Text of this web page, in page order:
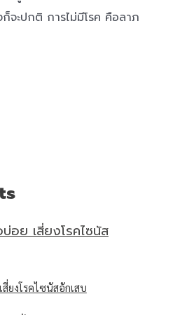
จะปกติ การไม่มีโรค คือลาภ
ยงโรคไซนัสอักเสบ